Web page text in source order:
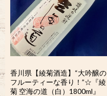
香川県【綾菊酒造】“大吟醸の
フルーティーな香り！”☆『綾
菊 空海の道（白）1800ml』